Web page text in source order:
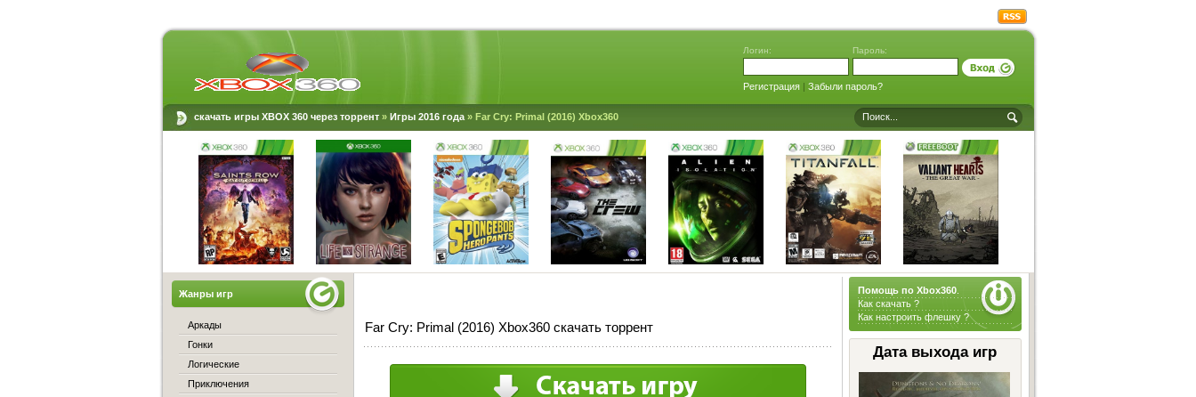
Логин: Пароль:
Регистрация| Забыли пароль?
скачать игры XBOX 360 через торрент» Игры 2016 года» Far Cry: Primal (2016) Xbox360
Помощь по Xbox360.
Как скачать ?
Как настроить флешку ?
Дата выхода игр
Far Cry: Primal (2016) Xbox360 скачать торрент
Жанры игр
Аркады
Гонки
Логические
Приключения